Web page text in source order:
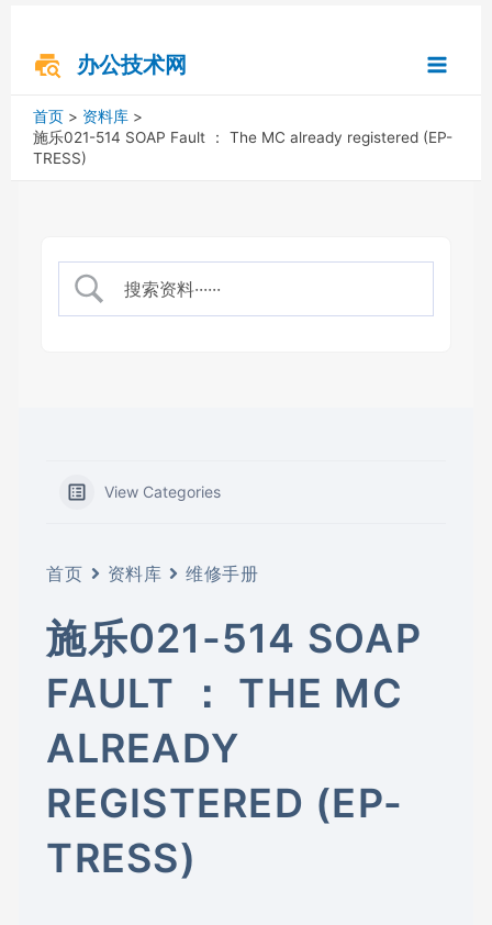
办公技术网
Menu
首页
资料库
施乐021-514 SOAP Fault ： The MC already registered (EP-
TRESS)
View Categories
首页 资料库 维修手册
施乐021-514 SOAP
FAULT ： THE MC
ALREADY
REGISTERED (EP-
TRESS)